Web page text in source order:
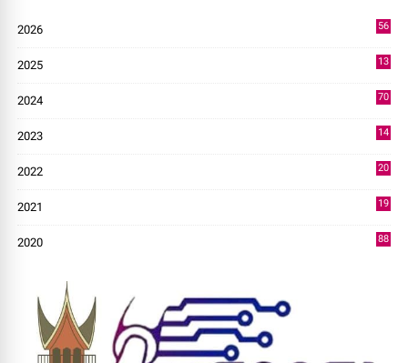
2026
56
2025
13
2024
70
2023
14
2022
20
2021
19
2020
88